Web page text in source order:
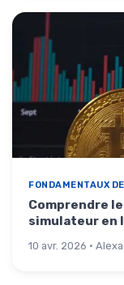
FONDAMENTAUX
Comprendre
simulateur en
10 avr. 2026 ·